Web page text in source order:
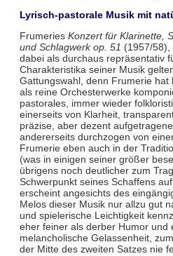
Lyrisch-pastorale Musik mit
Frumeries Konzert für Klarinette,
und Schlagwerk op. 51 (1957/58),
dabei als durchaus repräsentativ
Charakteristika seiner Musik
Gattungswahl, denn Frumerie
als reine Orchesterwerke
pastorales, immer wieder
einerseits von Klarheit,
präzise, aber dezent
andererseits durchzogen von
Frumerie eben auch in der
(was in einigen seiner größer
übrigens noch deutlicher zum
Schwerpunkt seines Schaffens
erscheint angesichts des
Melos dieser Musik nur allzu gut
und spielerische Leichtigkeit
eher feiner als derber Humor und
melancholische Gelassenheit,
der Mitte des zweiten Satzes nie